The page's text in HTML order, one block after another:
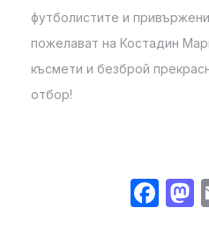
футболистите и
пожелават на Костадин
късмети и безброй
отбор!